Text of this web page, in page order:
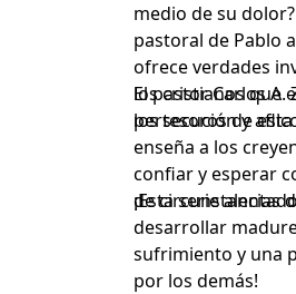
medio de su
pastoral de Pablo
ofrece verdades
los cristianos que
persecución y
El pastor Carlos A.
los tesoros de
enseña a los
confiar y esperar
de circunstancias
¡Esta serie
desarrollar
sufrimiento y una
por los demás!